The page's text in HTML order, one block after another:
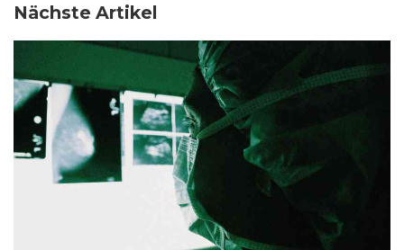
Nächste Artikel